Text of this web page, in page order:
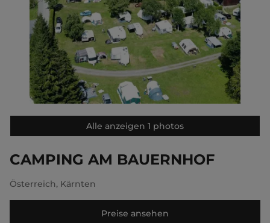
Alle anzeigen 1 photos
CAMPING AM BAUERNHOF
Österreich, Kärnten
Preise ansehen